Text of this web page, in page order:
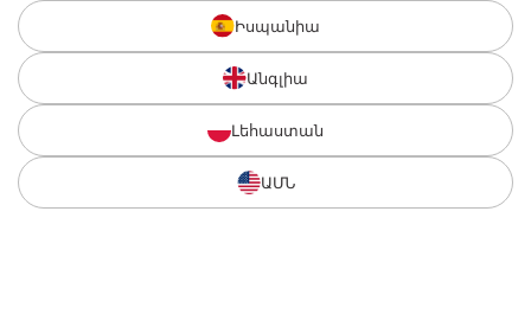
Իսպանիա
Անգլիա
Լեհաստան
ԱՄՆ